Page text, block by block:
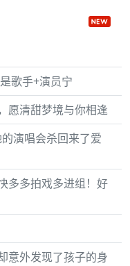
歌手+演员宁
愿清甜梦境与你相逢
演唱会杀回来了爱
多多拍戏多进组！好
意外发现了孩子的身